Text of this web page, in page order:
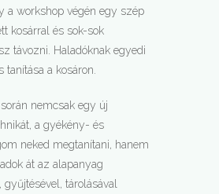
a workshop végén egy szép
kosárral és sok-sok
távozni. Haladóknak egyedi
tanítása a kosáron.
nemcsak egy új
a gyékény- és
neked megtanítani, hanem
át az alapanyag
gyűjtésével, tárolásával